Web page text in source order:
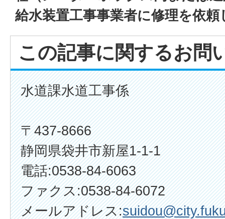
給水装置工事事業者に修理を依
この記事に関するお問
水道課水道工事係
〒437-8666
静岡県袋井市新屋1-1-1
電話:0538-84-6063
ファクス:0538-84-6072
メールアドレス: